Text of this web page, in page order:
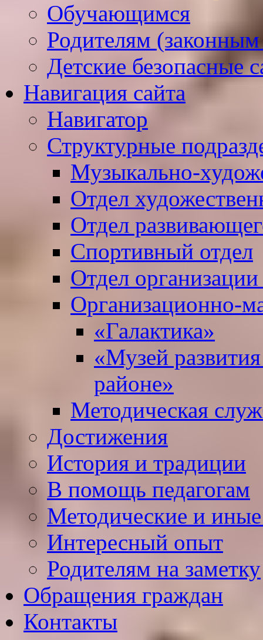
Обучающимся
Родителям
Детские безопасные
Навигация сайта
Навигатор
Структурные
Музыкально-
Отдел
Отдел
Спортивный отдел
Отдел
Организационно-
«Галактика»
«Музей
районе»
Методическая
Достижения
История и традиции
В помощь педагогам
Методические и
Интересный опыт
Родителям на заметку
Обращения граждан
Контакты